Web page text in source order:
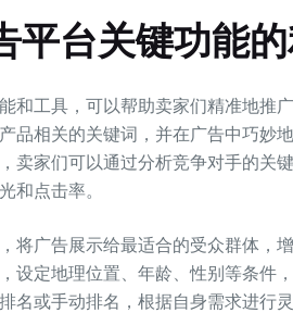
平台关键功能
和工具，可以帮助卖家们精准地推
品相关的关键词，并在广告中巧妙
卖家们可以通过分析竞争对手的关
和点击率。
将广告展示给最适合的受众群体，
设定地理位置、年龄、性别等条件
名或手动排名，根据自身需求进行